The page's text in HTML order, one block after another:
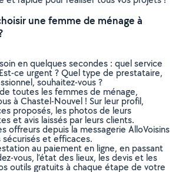
une femme de ménage à
en quelques secondes : quel service
ce urgent ? Quel type de prestataire,
souhaitez-vous ?
toutes les femmes de ménage,
à Chastel-Nouvel ! Sur leur profil,
proposés, les photos de leurs
et avis laissés par leurs clients.
offreurs depuis la messagerie AlloVoisins
et efficaces.
au paiement en ligne, en passant
vous, l’état des lieux, les devis et les
outils gratuits à chaque étape de votre